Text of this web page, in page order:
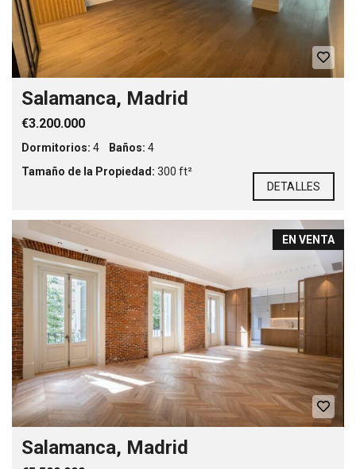
Salamanca, Madrid
€3.200.000
Dormitorios: 4 Baños: 4
Tamaño de la Propiedad: 300 ft²
DETALLES
EN VENTA
Salamanca, Madrid